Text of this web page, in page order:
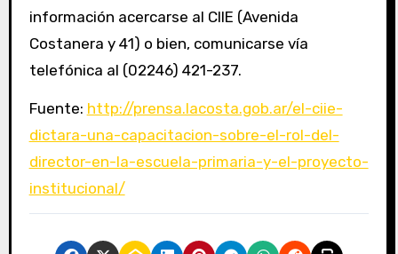
información acercarse al CIIE (Avenida
Costanera y 41) o bien, comunicarse vía
telefónica al (02246) 421-237.
Fuente: http://prensa.lacosta.gob.ar/el-ciie-
dictara-una-capacitacion-sobre-el-rol-del-
director-en-la-escuela-primaria-y-el-proyecto-
institucional/